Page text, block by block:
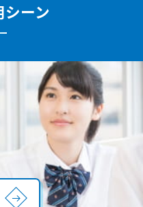
ーン